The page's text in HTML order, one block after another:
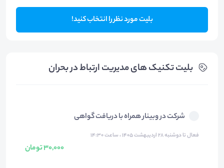
بلیت مورد نظر را انتخاب کنید!
بلیت‌ تکنیک های مدیریت ارتباط در بحران
شرکت در وبینار همراه با دریافت گواهی
فعال تا دوشنبه ۲۸ اردیبهشت ۱۴۰۵ ، ساعت ۱۴:۳۰
30,000 تومان